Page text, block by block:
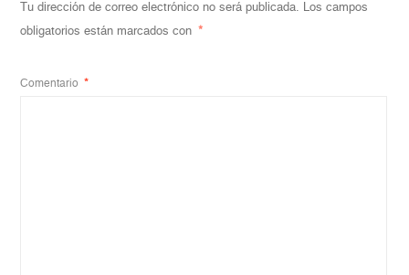
Tu dirección de correo electrónico no será publicada. Los campos
obligatorios están marcados con *
Comentario *